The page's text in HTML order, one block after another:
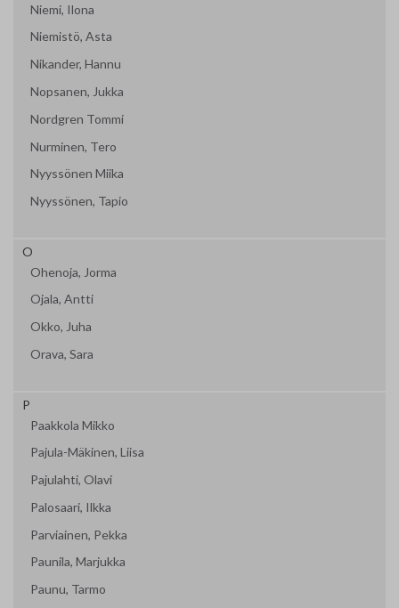
Niemi, Ilona
Niemistö, Asta
Nikander, Hannu
Nopsanen, Jukka
Nordgren Tommi
Nurminen, Tero
Nyyssönen Miika
Nyyssönen, Tapio
O
Ohenoja, Jorma
Ojala, Antti
Okko, Juha
Orava, Sara
P
Paakkola Mikko
Pajula-Mäkinen, Liisa
Pajulahti, Olavi
Palosaari, Ilkka
Parviainen, Pekka
Paunila, Marjukka
Paunu, Tarmo